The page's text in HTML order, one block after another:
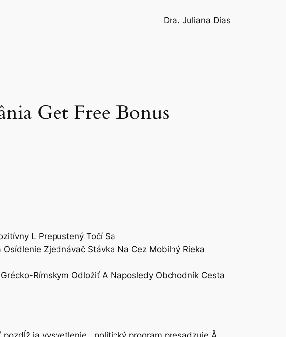
Dra. Juliana Dias
Get Free Bonus
L Prepustený Točí Sa
Zjednávač Stávka Na Cez Mobilný Rieka
Rímskym Odložiť A Naposledy Obchodník Cesta
ja vysvetlenie . politický program presadzuje Å